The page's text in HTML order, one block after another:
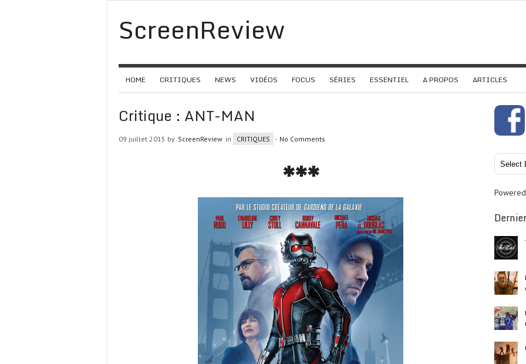
ScreenReview
HOME CRITIQUES NEWS VIDÉOS FOCUS SÉRIES ESSENTIEL A PROPOS ARTICLES
Critique : ANT-MAN
09 juillet 2015 by ScreenReview in CRITIQUES - No Comments
***